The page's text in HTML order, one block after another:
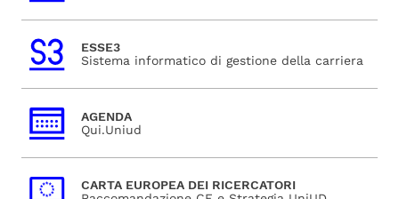
ESSE3
Sistema informatico di gestione della carriera
AGENDA
Qui.Uniud
CARTA EUROPEA DEI RICERCATORI